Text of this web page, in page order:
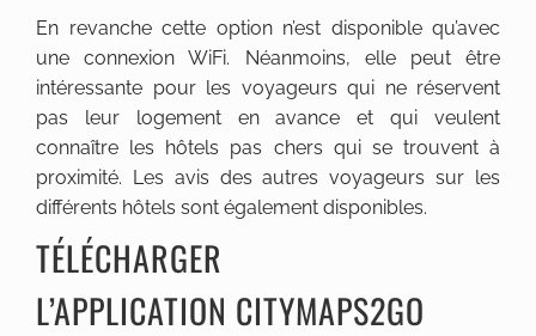
En revanche cette option n’est disponible qu’avec
une connexion WiFi. Néanmoins, elle peut être
intéressante pour les voyageurs qui ne réservent
pas leur logement en avance et qui veulent
connaître les hôtels pas chers qui se trouvent à
proximité. Les avis des autres voyageurs sur les
différents hôtels sont également disponibles.
TÉLÉCHARGER
L’APPLICATION CITYMAPS2GO